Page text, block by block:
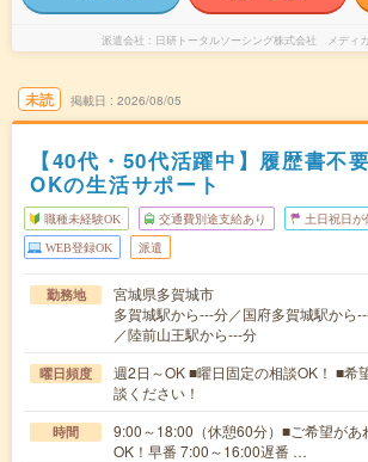
派遣会社 日研トータルソーシング株式会社 メディ
未読 掲載日 2026/08/05
【40代・50代活躍中】履歴書不
OKの生活サポート
職種未経験OK 交通費別途支給あり 土日祝日が
WEB登録OK 派遣
勤務地
宮城県多賀城市
多賀城駅から---分／国府多賀城駅から
／陸前山王駅から---分
曜日頻度
週2日～OK ■曜日固定の相談OK！ ■希
談ください！
時間
9:00～18:00（休憩60分）■ご希望があ
OK！早番 7:00～16:00遅番 …